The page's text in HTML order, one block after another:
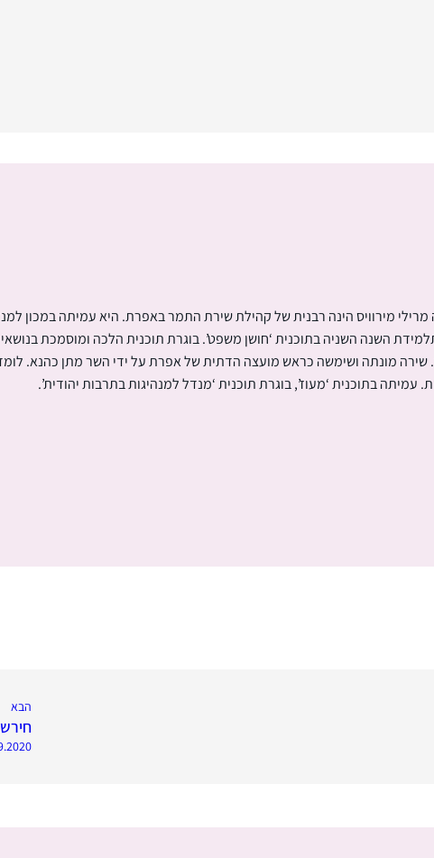
מרילי מירוויס הינה רבנית של קהילת שירת התמר באפרת. היא עמיתה במכון
השנה השניה בתוכנית ‘חושן משפט’. בוגרת תוכנית הלכה ומוסמכת
שירה מונתה ושימשה כראש מועצה הדתית של אפרת על ידי השר מתן כהנא.
עמיתה בתוכנית ‘מעוז’, בוגרת תוכנית ‘מנדל למנהיגות בתרבות יהודית’.
הבא
06.09.2020 |